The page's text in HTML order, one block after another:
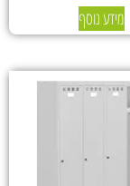
מידע נוסף